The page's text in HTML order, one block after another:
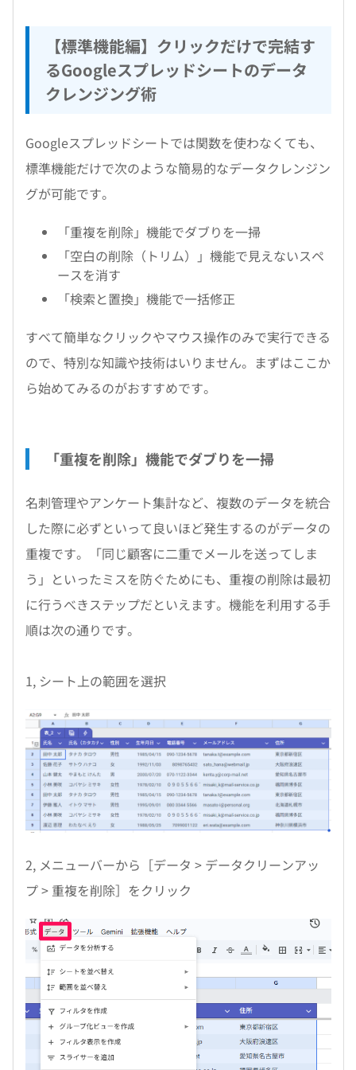
【標準機能編】クリックだけで完結す
るGoogleスプレッドシートのデータ
クレンジング術
Googleスプレッドシートでは関数を使わなくても、
標準機能だけで次のような簡易的なデータクレンジン
グが可能です。
「重複を削除」機能でダブりを一掃
「空白の削除（トリム）」機能で見えないスペ
ースを消す
「検索と置換」機能で一括修正
すべて簡単なクリックやマウス操作のみで実行できる
ので、特別な知識や技術はいりません。まずはここか
ら始めてみるのがおすすめです。
「重複を削除」機能でダブりを一掃
名刺管理やアンケート集計など、複数のデータを統合
した際に必ずといって良いほど発生するのがデータの
重複です。「同じ顧客に二重でメールを送ってしま
う」といったミスを防ぐためにも、重複の削除は最初
に行うべきステップだといえます。機能を利用する手
順は次の通りです。
1, シート上の範囲を選択
2, メニューバーから［データ > データクリーンアッ
プ > 重複を削除］をクリック